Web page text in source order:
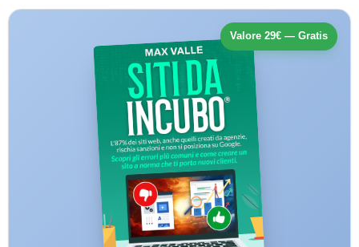
Valore 29€ — Gratis